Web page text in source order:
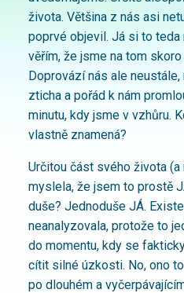
života. Většina z nás asi
poprvé objevil. Já si to teda
věřím, že jsme na tom
Doprovází nás ale
zticha a pořád k nám
minutu, kdy jsme v vzhůru.
vlastně znamená?
Určitou část svého života
myslela, že jsem to prostě
duše? Jednoduše JÁ.
neanalyzovala, protože to
do momentu, kdy se
cítit silné úzkosti. No, ono
po dlouhém a